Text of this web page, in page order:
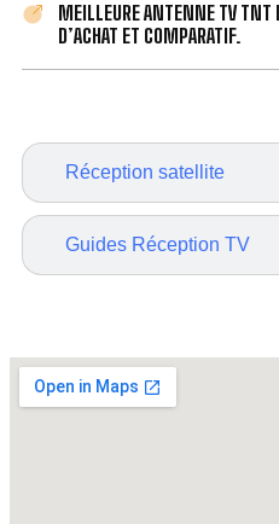
Réception satellite
Guides Réception TV
MEILLEURE ANTENNE TV TNT
D’ACHAT ET COMPARATIF.